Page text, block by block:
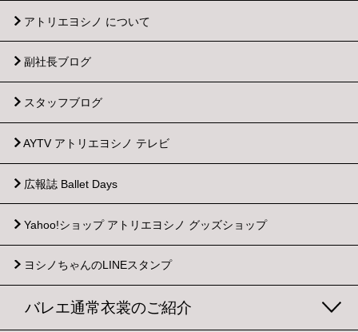
アトリエヨシノ について
副社長ブログ
スタッフブログ
AYTV アトリエヨシノ テレビ
広報誌 Ballet Days
Yahoo!ショップ アトリエヨシノ グッズショップ
ヨシノちゃんのLINEスタンプ
バレエ通常衣裳のご紹介